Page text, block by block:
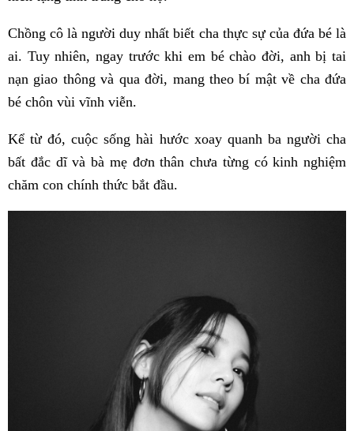
Chồng cô là người duy nhất biết cha thực sự của đứa bé là
ai. Tuy nhiên, ngay trước khi em bé chào đời, anh bị tai
nạn giao thông và qua đời, mang theo bí mật về cha đứa
bé chôn vùi vĩnh viễn.
Kể từ đó, cuộc sống hài hước xoay quanh ba người cha
bất đắc dĩ và bà mẹ đơn thân chưa từng có kinh nghiệm
chăm con chính thức bắt đầu.